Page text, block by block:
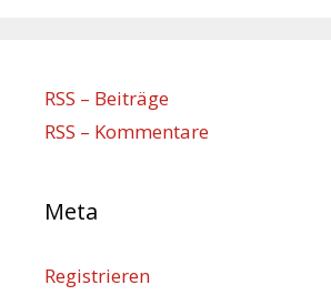
RSS – Beiträge
RSS – Kommentare
Meta
Registrieren